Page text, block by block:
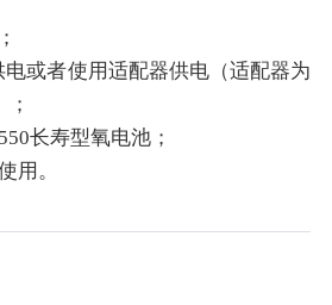
或者使用适配器供电（适配器为
长寿型氧电池；
用。